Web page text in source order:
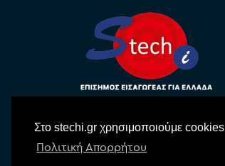
Στο stechi.gr χρησιμοποιούμε cookies
Πολιτική Απορρήτου